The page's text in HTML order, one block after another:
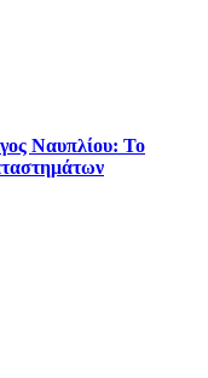
Ναυπλίου: Το